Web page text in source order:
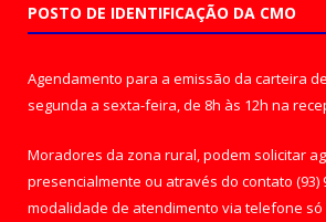
POSTO DE IDENTIFICAÇÃO DA CMO
Agendamento para a emissão da carteira
segunda a sexta-feira, de 8h às 12h na
Moradores da zona rural, podem solicitar
presencialmente ou através do contato (93)
modalidade de atendimento via telefone